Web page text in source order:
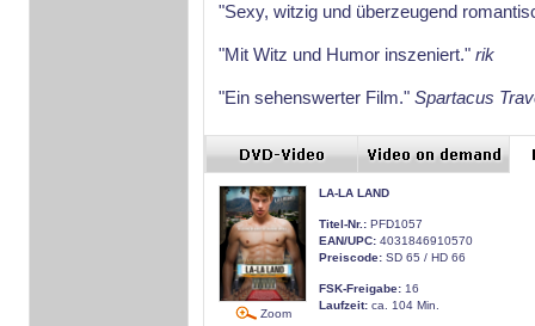
"Sexy, witzig und überzeugend
"Mit Witz und Humor inszeniert." rik
"Ein sehenswerter Film." Spartacus
Zoom
LA-LA LAND
Titel-Nr.: PFD1057
EAN/UPC: 4031846910570
Preiscode: SD 65 / HD 66
FSK-Freigabe: 16
Laufzeit: ca. 104 Min.